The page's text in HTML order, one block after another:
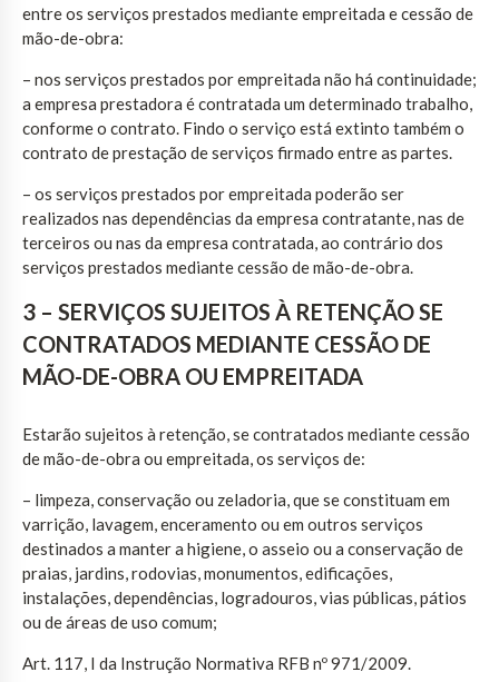
entre os serviços prestados mediante empreitada e cessão de
mão-de-obra:
– nos serviços prestados por empreitada não há continuidade;
a empresa prestadora é contratada um determinado trabalho,
conforme o contrato. Findo o serviço está extinto também o
contrato de prestação de serviços firmado entre as partes.
– os serviços prestados por empreitada poderão ser
realizados nas dependências da empresa contratante, nas de
terceiros ou nas da empresa contratada, ao contrário dos
serviços prestados mediante cessão de mão-de-obra.
3 – SERVIÇOS SUJEITOS À RETENÇÃO SE
CONTRATADOS MEDIANTE CESSÃO DE
MÃO-DE-OBRA OU EMPREITADA
Estarão sujeitos à retenção, se contratados mediante cessão
de mão-de-obra ou empreitada, os serviços de:
– limpeza, conservação ou zeladoria, que se constituam em
varrição, lavagem, enceramento ou em outros serviços
destinados a manter a higiene, o asseio ou a conservação de
praias, jardins, rodovias, monumentos, edificações,
instalações, dependências, logradouros, vias públicas, pátios
ou de áreas de uso comum;
Art. 117, I da Instrução Normativa RFB nº 971/2009.